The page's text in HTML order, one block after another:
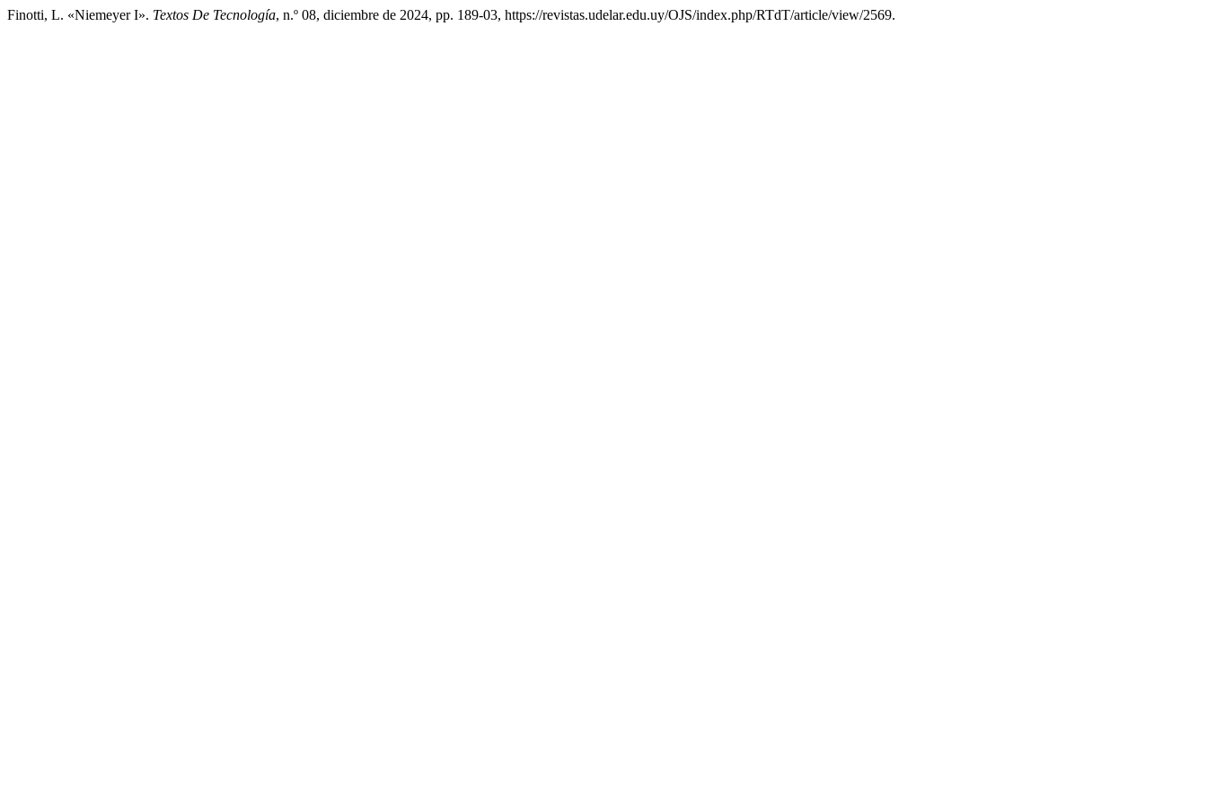
Finotti, L. «Niemeyer I». Textos De Tecnología, n.º 08, diciembre de 2024, pp. 189-03, https://revistas.udelar.edu.uy/OJS/index.php/RTdT/article/view/2569.